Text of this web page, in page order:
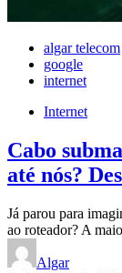
algar telecom
google
internet
Internet
Cabo
até nós?
Já parou para
ao roteador? A
Algar